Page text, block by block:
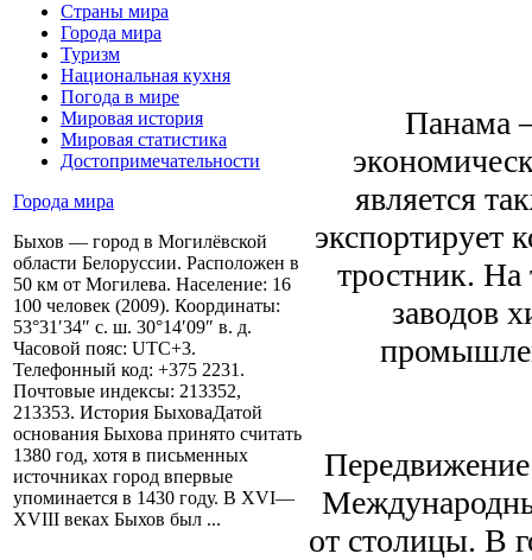
Страны мира
Города мира
Туризм
Национальная кухня
Погода в мире
Мировая история
Мировая статистика
Достопримечательности
Города мира
Быхов — город в Могилёвской
области Белоруссии. Расположен в
50 км от Могилева. Население: 16
100 человек (2009). Координаты:
53°31′34″ с. ш. 30°14′09″ в. д.
Часовой пояс: UTC+3.
Телефонный код: +375 2231.
Почтовые индексы: 213352,
213353. История БыховаДатой
основания Быхова принято считать
1380 год, хотя в письменных
источниках город впервые
упоминается в 1430 году. В XVI—
XVIII веках Быхов был ...
Панама
является
экспортирует
тростник. На
заводов
Передвижение
от столицы. В